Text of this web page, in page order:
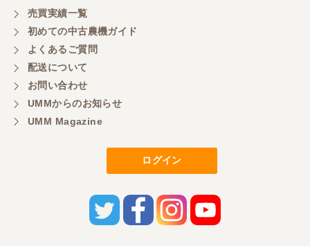
ありがとうございます
岐阜県／横倉林
ありがとうございます
岐阜県／横倉林
ありがとうございます
売買実績一覧
初めての中古農機ガイド
よくあるご質問
配送について
お問い合わせ
UMMからのお知らせ
UMM Magazine
ログイン